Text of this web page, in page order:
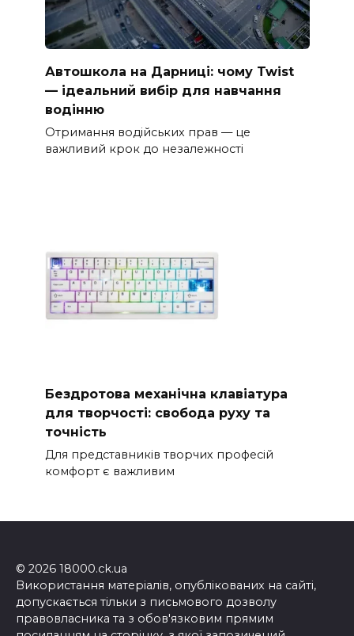
Автошкола на Дарниці: чому Twist
— ідеальний вибір для навчання
водінню
Отримання водійських прав — це
важливий крок до незалежності
Бездротова механічна клавіатура
для творчості: свобода руху та
точність
Для представників творчих професій
комфорт є важливим
© 2026 18000.ck.ua
Використання матеріалів, опублікованих на сайті,
допускається тільки з письмового дозволу
правовласника та з обов'язковим прямим